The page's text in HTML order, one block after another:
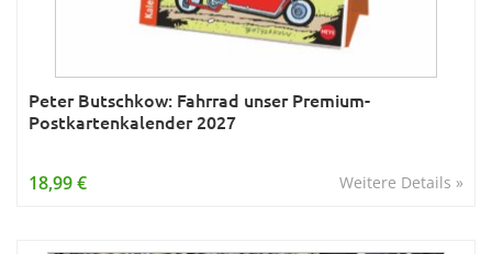
Peter Butschkow: Fahrrad unser Premium-
Postkartenkalender 2027
Weitere Details »
18,99 €